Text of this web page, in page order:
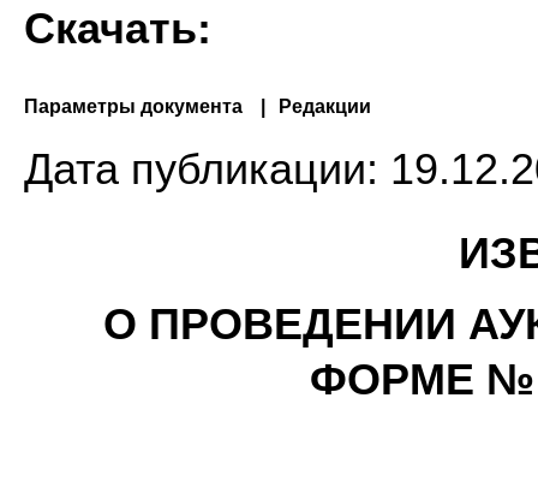
Скачать:
Параметры документа Редакции
Дата публикации:
О ПРОВЕДЕНИИ
ФОРМЕ №